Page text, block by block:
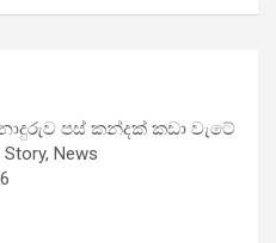
පස් කන්දක් කඩා වැටේ
Story, News